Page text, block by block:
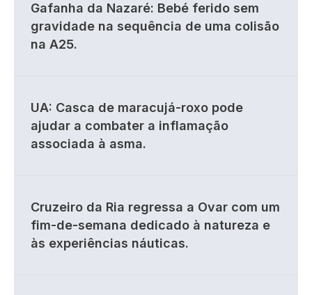
Gafanha da Nazaré: Bebé ferido sem
gravidade na sequência de uma colisão
na A25.
UA: Casca de maracujá-roxo pode
ajudar a combater a inflamação
associada à asma.
Cruzeiro da Ria regressa a Ovar com um
fim-de-semana dedicado à natureza e
às experiências náuticas.